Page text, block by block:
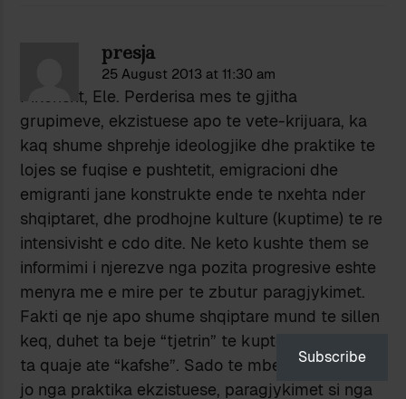
presja
25 August 2013 at 11:30 am
Pikerisht, Ele. Perderisa mes te gjitha
grupimeve, ekzistuese apo te vete-krijuara, ka
kaq shume shprehje ideologjike dhe praktike te
lojes se fuqise e pushtetit, emigracioni dhe
emigranti jane konstrukte ende te nxehta nder
shqiptaret, dhe prodhojne kulture (kuptime) te re
intensivisht e cdo dite. Ne keto kushte them se
informimi i njerezve nga pozita progresive eshte
menyra me e mire per te zbutur paragjykimet.
Fakti qe nje apo shume shqiptare mund te sillen
keq, duhet ta beje “tjetrin” te kuptoje pse-ne, jo
ta quaje ate “kafshe”. Sado te mbeshtetura ose
jo nga praktika ekzistuese, paragjykimet si nga
Subscribe